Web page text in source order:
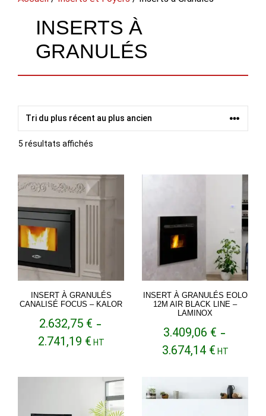
INSERTS À
GRANULÉS
5 résultats affichés
récent
plus
INSERT À GRANULÉS
CANALISÉ FOCUS – KALOR
2.632,75 € –
2.741,19 €Plage
2.741,19 €
HT
INSERT À GRANULÉS EOLO
12M AIR BLACK LINE –
LAMINOX
3.409,06 € –
3.674,14 €Plage
HT